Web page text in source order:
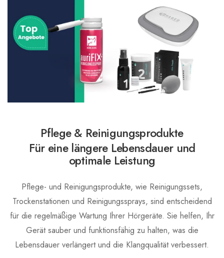
Pflege & Reinigungsprodukte
Für eine längere Lebensdauer und
optimale Leistung
Pflege- und Reinigungsprodukte, wie Reinigungssets,
Trockenstationen und Reinigungssprays, sind entscheidend
für die regelmäßige Wartung Ihrer Hörgeräte. Sie helfen, Ihr
Gerät sauber und funktionsfähig zu halten, was die
Lebensdauer verlängert und die Klangqualität verbessert.